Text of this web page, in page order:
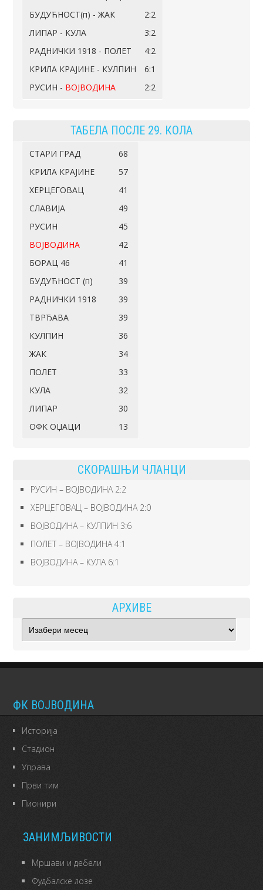
БУДУЋНОСТ(п) - ЖАК
2:2
ЛИПАР - КУЛА
3:2
РАДНИЧКИ 1918 - ПОЛЕТ
4:2
КРИЛА КРАЈИНЕ - КУЛПИН
6:1
РУСИН - ВОЈВОДИНА 2:2
ТАБЕЛА ПОСЛЕ 29. КОЛА
СТАРИ ГРАД
68
КРИЛА КРАЈИНЕ
57
ХЕРЦЕГОВАЦ
41
СЛАВИЈА
49
РУСИН
45
ВОЈВОДИНА
42
БОРАЦ 46
41
БУДУЋНОСТ (п)
39
РАДНИЧКИ 1918
39
ТВРЂАВА
39
КУЛПИН
36
ЖАК
34
ПОЛЕТ
33
КУЛА
32
ЛИПАР
30
ОФК ОЏАЦИ
13
СКОРАШЊИ ЧЛАНЦИ
РУСИН – ВОЈВОДИНА 2:2
ХЕРЦЕГОВАЦ – ВОЈВОДИНА 2:0
ВОЈВОДИНА – КУЛПИН 3:6
ПОЛЕТ – ВОЈВОДИНА 4:1
ВОЈВОДИНА – КУЛА 6:1
АРХИВЕ
ФК ВОЈВОДИНА
Историја
Стадион
Управа
Први тим
Пионири
ЗАНИМЉИВОСТИ
Мршави и дебели
Фудбалске лозе